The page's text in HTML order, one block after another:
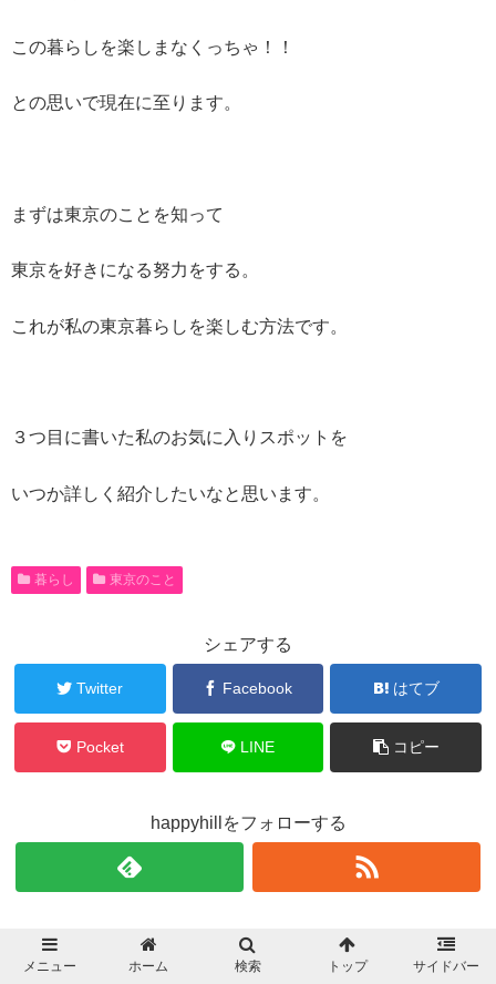
この暮らしを楽しまなくっちゃ！！
との思いで現在に至ります。
まずは東京のことを知って
東京を好きになる努力をする。
これが私の東京暮らしを楽しむ方法です。
３つ目に書いた私のお気に入りスポットを
いつか詳しく紹介したいなと思います。
暮らし 東京のこと
シェアする
Twitter Facebook はてブ
Pocket LINE コピー
happyhillをフォローする
happyhill
メニュー ホーム 検索 トップ サイドバー